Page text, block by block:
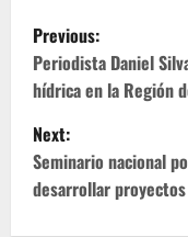
P
o
s
t
n
Previous:
Periodista Daniel
hídrica en la Región
Next:
Seminario nacional
desarrollar